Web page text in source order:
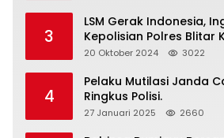
3
LSM Gerak Indonesia,
Kepolisian Polres Blitar
Polri” Harus Diamalkan
20 Oktober 2024 3022
4
Pelaku Mutilasi Janda
Ringkus Polisi.
27 Januari 2025 2660